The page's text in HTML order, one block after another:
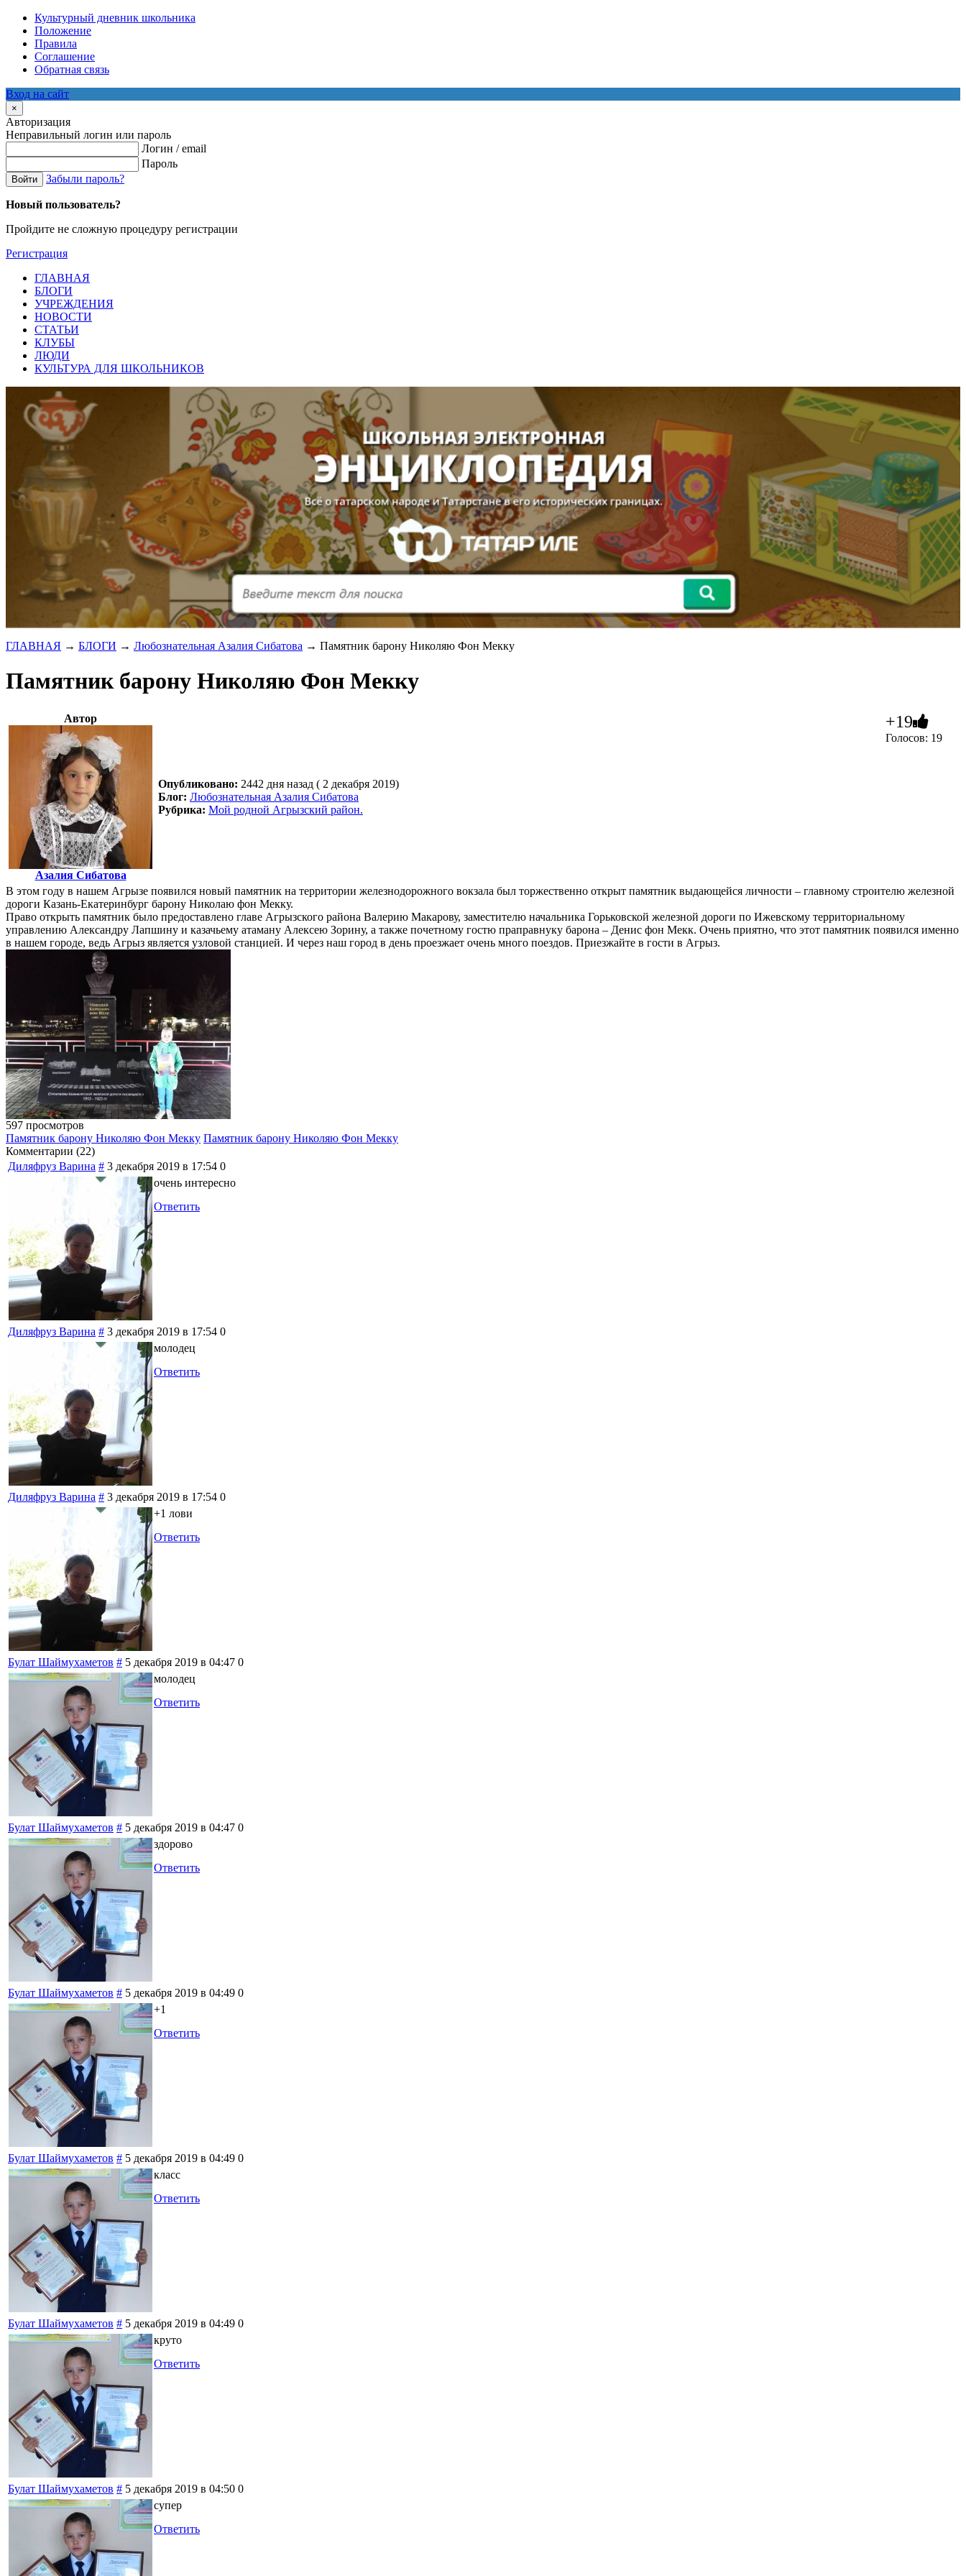
Культурный дневник школьника
Положение
Правила
Соглашение
Обратная связь
Вход на сайт
×
Авторизация
Неправильный логин или пароль
Логин / email
Пароль
Войти Забыли пароль?
Новый пользователь?
Пройдите не сложную процедуру регистрации
Регистрация
ГЛАВНАЯ
БЛОГИ
УЧРЕЖДЕНИЯ
НОВОСТИ
СТАТЬИ
КЛУБЫ
ЛЮДИ
КУЛЬТУРА ДЛЯ ШКОЛЬНИКОВ
ГЛАВНАЯ → БЛОГИ → Любознательная Азалия Сибатова → Памятник барону Николяю Фон Мекку
Памятник барону Николяю Фон Мекку
Автор
Азалия Сибатова
Опубликовано: 2442 дня назад ( 2 декабря 2019)
Блог: Любознательная Азалия Сибатова
Рубрика: Мой родной Агрызский район.
+19
Голосов: 19
В этом году в нашем Агрызе появился новый памятник на территории железнодорожного вокзала был торжественно открыт памятник выдающейся личности – главному строителю железной
дороги Казань-Екатеринбург барону Николаю фон Мекку.
Право открыть памятник было предоставлено главе Агрызского района Валерию Макарову, заместителю начальника Горьковской железной дороги по Ижевскому территориальному
управлению Александру Лапшину и казачьему атаману Алексею Зорину, а также почетному гостю праправнуку барона – Денис фон Мекк. Очень приятно, что этот памятник появился именно
в нашем городе, ведь Агрыз является узловой станцией. И через наш город в день проезжает очень много поездов. Приезжайте в гости в Агрыз.
597 просмотров
Памятник барону Николяю Фон Мекку Памятник барону Николяю Фон Мекку
Комментарии (22)
Диляфруз Варина # 3 декабря 2019 в 17:54 0
очень интересно
Ответить
Диляфруз Варина # 3 декабря 2019 в 17:54 0
молодец
Ответить
Диляфруз Варина # 3 декабря 2019 в 17:54 0
+1 лови
Ответить
Булат Шаймухаметов # 5 декабря 2019 в 04:47 0
молодец
Ответить
Булат Шаймухаметов # 5 декабря 2019 в 04:47 0
здорово
Ответить
Булат Шаймухаметов # 5 декабря 2019 в 04:49 0
+1
Ответить
Булат Шаймухаметов # 5 декабря 2019 в 04:49 0
класс
Ответить
Булат Шаймухаметов # 5 декабря 2019 в 04:49 0
круто
Ответить
Булат Шаймухаметов # 5 декабря 2019 в 04:50 0
супер
Ответить